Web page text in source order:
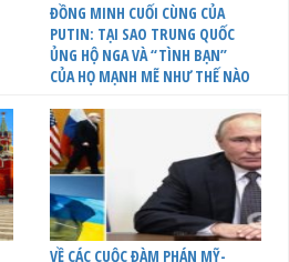
ĐỒNG MINH CUỐI CÙNG CỦA
PUTIN: TẠI SAO TRUNG QUỐC
ỦNG HỘ NGA VÀ “TÌNH BẠN”
CỦA HỌ MẠNH MẼ NHƯ THẾ NÀO
VỀ CÁC CUỘC ĐÀM PHÁN MỸ-